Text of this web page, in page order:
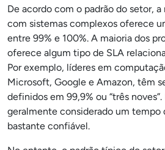
De acordo com o padrão do setor,
com sistemas complexos oferece
entre 99% e 100%. A maioria dos
oferece algum tipo de SLA
Por exemplo, líderes em
Microsoft, Google e Amazon, têm
definidos em 99,9% ou “três noves”.
geralmente considerado um tempo
bastante confiável.